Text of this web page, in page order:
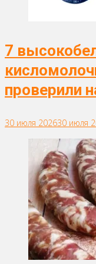
7
проверили
30 июля 202630 июля